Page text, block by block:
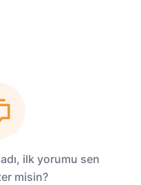
ilk yorumu sen
misin?